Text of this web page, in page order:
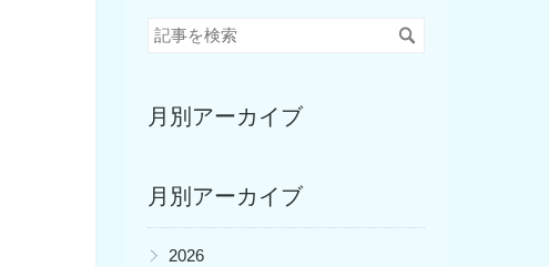
月別アーカイブ
月別アーカイブ
▶ 2026